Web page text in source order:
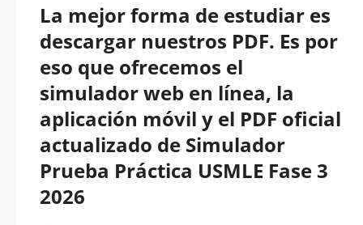
La mejor forma de estudiar es
descargar nuestros PDF. Es por
eso que ofrecemos el
simulador web en línea, la
aplicación móvil y el PDF oficial
actualizado de Simulador
Prueba Práctica USMLE Fase 3
2026